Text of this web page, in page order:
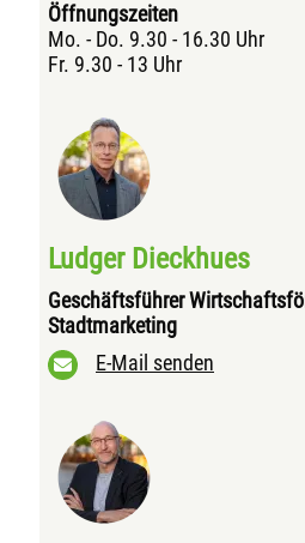
Öffnungszeiten
Mo. - Do. 9.30 - 16.30 Uhr
Fr. 9.30 - 13 Uhr
Ludger Dieckhues
Geschäftsführer
Stadtmarketing
E-Mail senden